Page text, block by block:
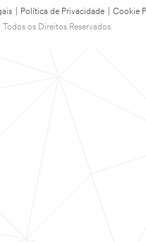
Política de Privacidade Cookie
os Direitos Reservados.